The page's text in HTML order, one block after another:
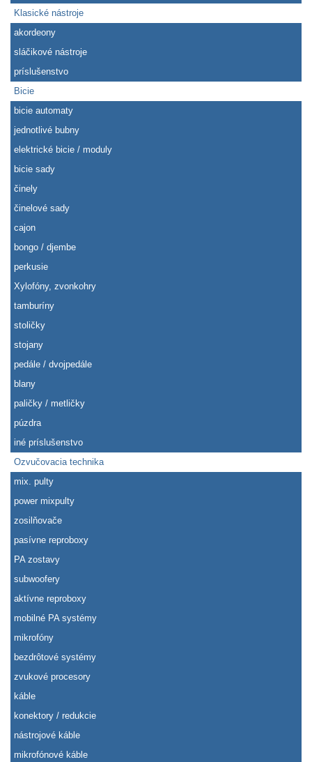
Klasické nástroje
akordeony
sláčikové nástroje
príslušenstvo
Bicie
bicie automaty
jednotlivé bubny
elektrické bicie / moduly
bicie sady
činely
činelové sady
cajon
bongo / djembe
perkusie
Xylofóny, zvonkohry
tamburíny
stoličky
stojany
pedále / dvojpedále
blany
paličky / metličky
púzdra
iné príslušenstvo
Ozvučovacia technika
mix. pulty
power mixpulty
zosilňovače
pasívne reproboxy
PA zostavy
subwoofery
aktívne reproboxy
mobilné PA systémy
mikrofóny
bezdrôtové systémy
zvukové procesory
káble
konektory / redukcie
nástrojové káble
mikrofónové káble